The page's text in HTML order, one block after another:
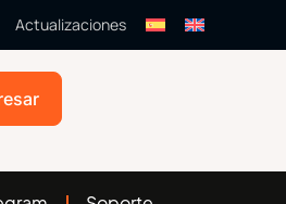
Actualizaciones